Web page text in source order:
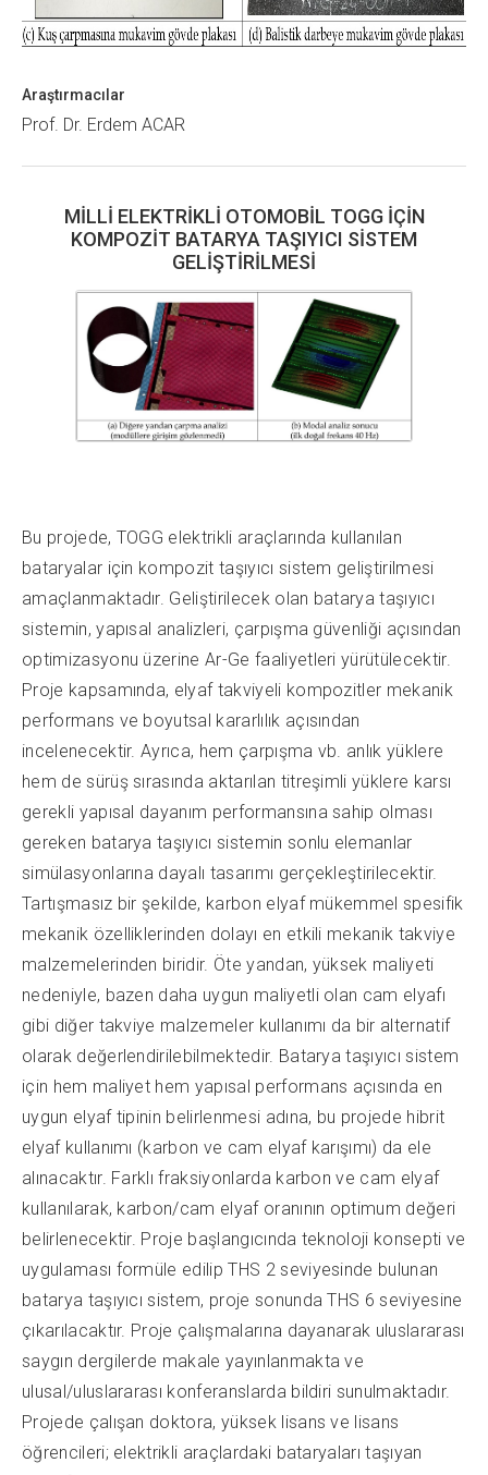
Araştırmacılar
Prof. Dr. Erdem ACAR
MİLLİ ELEKTRİKLİ OTOMOBİL TOGG İÇİN
KOMPOZİT BATARYA TAŞIYICI SİSTEM
GELİŞTİRİLMESİ
Bu projede, TOGG elektrikli araçlarında kullanılan
bataryalar için kompozit taşıyıcı sistem geliştirilmesi
amaçlanmaktadır. Geliştirilecek olan batarya taşıyıcı
sistemin, yapısal analizleri, çarpışma güvenliği açısından
optimizasyonu üzerine Ar-Ge faaliyetleri yürütülecektir.
Proje kapsamında, elyaf takviyeli kompozitler mekanik
performans ve boyutsal kararlılık açısından
incelenecektir. Ayrıca, hem çarpışma vb. anlık yüklere
hem de sürüş sırasında aktarılan titreşimli yüklere karsı
gerekli yapısal dayanım performansına sahip olması
gereken batarya taşıyıcı sistemin sonlu elemanlar
simülasyonlarına dayalı tasarımı gerçekleştirilecektir.
Tartışmasız bir şekilde, karbon elyaf mükemmel spesifik
mekanik özelliklerinden dolayı en etkili mekanik takviye
malzemelerinden biridir. Öte yandan, yüksek maliyeti
nedeniyle, bazen daha uygun maliyetli olan cam elyafı
gibi diğer takviye malzemeler kullanımı da bir alternatif
olarak değerlendirilebilmektedir. Batarya taşıyıcı sistem
için hem maliyet hem yapısal performans açısında en
uygun elyaf tipinin belirlenmesi adına, bu projede hibrit
elyaf kullanımı (karbon ve cam elyaf karışımı) da ele
alınacaktır. Farklı fraksiyonlarda karbon ve cam elyaf
kullanılarak, karbon/cam elyaf oranının optimum değeri
belirlenecektir. Proje başlangıcında teknoloji konsepti ve
uygulaması formüle edilip THS 2 seviyesinde bulunan
batarya taşıyıcı sistem, proje sonunda THS 6 seviyesine
çıkarılacaktır. Proje çalışmalarına dayanarak uluslararası
saygın dergilerde makale yayınlanmakta ve
ulusal/uluslararası konferanslarda bildiri sunulmaktadır.
Projede çalışan doktora, yüksek lisans ve lisans
öğrencileri; elektrikli araçlardaki bataryaları taşıyan